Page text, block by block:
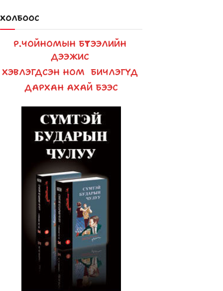
ХОЛБООС
Р.ЧОЙНОМЫН БҮТЭЭЛИЙН
ДЭЭЖИС
ХЭВЛЭГДСЭН НОМ БИЧЛЭГҮҮД
ДАРХАН АХАЙ БЭЭС